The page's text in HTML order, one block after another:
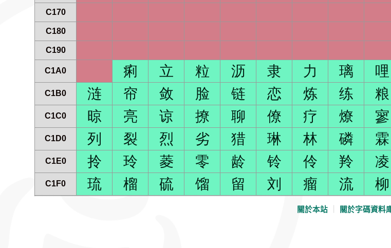
C170
C180
C190
C1A0 痢 立 粒 沥 隶 力 璃 哩
C1B0 涟 帘 敛 脸 链 恋 炼 练 粮
C1C0 晾 亮 谅 撩 聊 僚 疗 燎 寥
C1D0 列 裂 烈 劣 猎 琳 林 磷 霖
C1E0 拎 玲 菱 零 龄 铃 伶 羚 凌
C1F0 琉 榴 硫 馏 留 刘 瘤 流 柳
關於本站 關於字碼資料